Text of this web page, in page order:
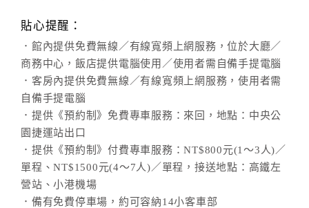
貼心提醒：
．館內提供免費無線／有線寬頻上網服務，位於大廳／
商務中心，飯店提供電腦使用／使用者需自備手提電腦
．客房內提供免費無線／有線寬頻上網服務，使用者需
自備手提電腦
．提供《預約制》免費專車服務：來回，地點：中央公
園捷運站出口
．提供《預約制》付費專車服務：NT$800元(1～3人)／
單程、NT$1500元(4～7人)／單程，接送地點：高鐵左
營站、小港機場
．備有免費停車場，約可容納14小客車部